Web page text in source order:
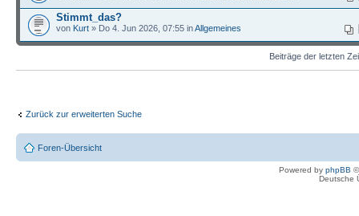
Stimmt_das?
von Kurt » Do 4. Jun 2026, 07:55 inAllgemeines
Beiträge der letzten
Zurück zur erweiterten Suche
Foren-Übersicht
Powered by phpBB
Deutsche